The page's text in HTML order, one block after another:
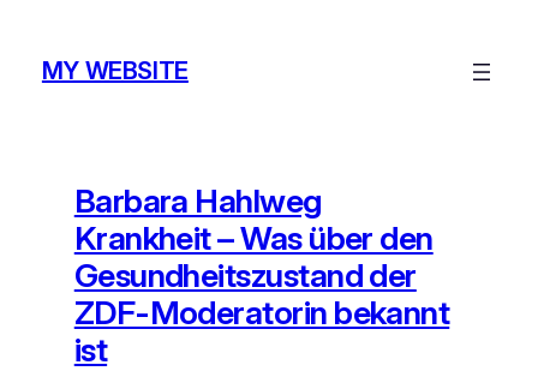
contentMY WEBSITE
Barbara Hahlweg
Krankheit – Was über den
Gesundheitszustand der
ZDF-Moderatorin bekannt
ist